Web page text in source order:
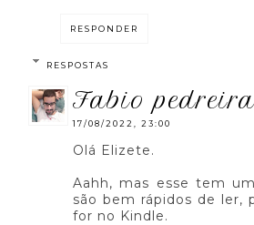
RESPONDER
RESPOSTAS
fabio
17/08/2022, 23:00
Olá Elizete.
Aahh, mas esse tem
são bem rápidos de ler,
for no Kindle.